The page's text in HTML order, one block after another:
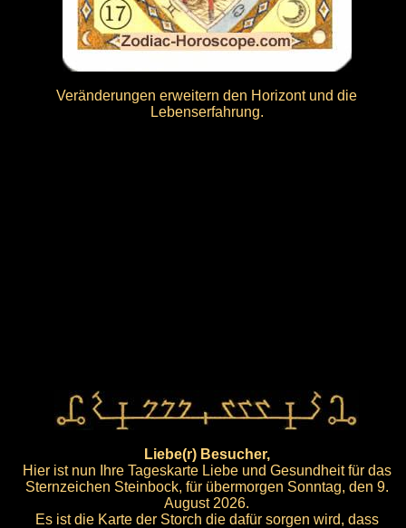
Veränderungen erweitern den Horizont und die
Lebenserfahrung.
Liebe(r) Besucher,
Hier ist nun Ihre Tageskarte Liebe und Gesundheit für das
Sternzeichen Steinbock, für übermorgen Sonntag, den 9.
August 2026.
Es ist die Karte der Storch die dafür sorgen wird, dass